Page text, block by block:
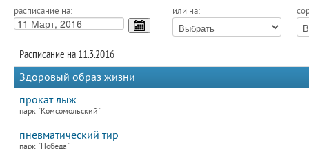
расписание на: или на:
Расписание на 11.3.2016
Здоровый образ жизни
прокат лыж
парк "Комсомольский"
пневматический тир
парк "Победа"